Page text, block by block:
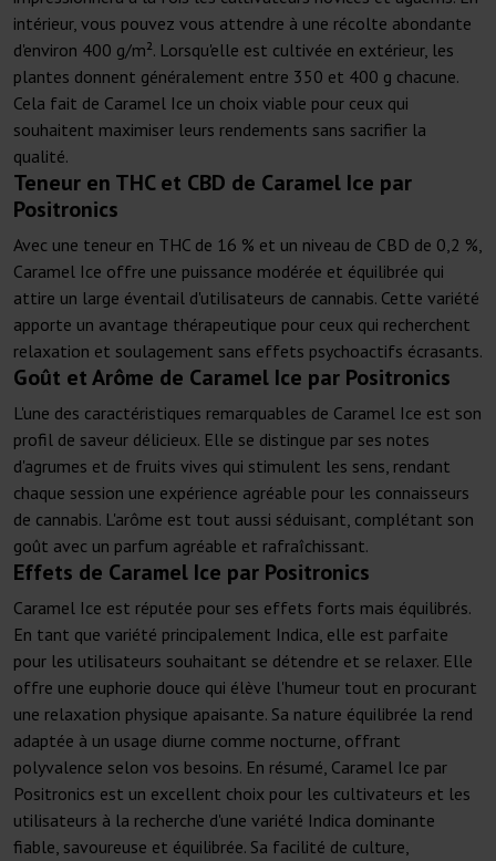
intérieur, vous pouvez vous attendre à une récolte abondante
d'environ 400 g/m². Lorsqu'elle est cultivée en extérieur, les
plantes donnent généralement entre 350 et 400 g chacune.
Cela fait de Caramel Ice un choix viable pour ceux qui
souhaitent maximiser leurs rendements sans sacrifier la
qualité.
Teneur en THC et CBD de Caramel Ice par
Positronics
Avec une teneur en THC de 16 % et un niveau de CBD de 0,2 %,
Caramel Ice offre une puissance modérée et équilibrée qui
attire un large éventail d'utilisateurs de cannabis. Cette variété
apporte un avantage thérapeutique pour ceux qui recherchent
relaxation et soulagement sans effets psychoactifs écrasants.
Goût et Arôme de Caramel Ice par Positronics
L'une des caractéristiques remarquables de Caramel Ice est son
profil de saveur délicieux. Elle se distingue par ses notes
d'agrumes et de fruits vives qui stimulent les sens, rendant
chaque session une expérience agréable pour les connaisseurs
de cannabis. L'arôme est tout aussi séduisant, complétant son
goût avec un parfum agréable et rafraîchissant.
Effets de Caramel Ice par Positronics
Caramel Ice est réputée pour ses effets forts mais équilibrés.
En tant que variété principalement Indica, elle est parfaite
pour les utilisateurs souhaitant se détendre et se relaxer. Elle
offre une euphorie douce qui élève l'humeur tout en procurant
une relaxation physique apaisante. Sa nature équilibrée la rend
adaptée à un usage diurne comme nocturne, offrant
polyvalence selon vos besoins. En résumé, Caramel Ice par
Positronics est un excellent choix pour les cultivateurs et les
utilisateurs à la recherche d'une variété Indica dominante
fiable, savoureuse et équilibrée. Sa facilité de culture,